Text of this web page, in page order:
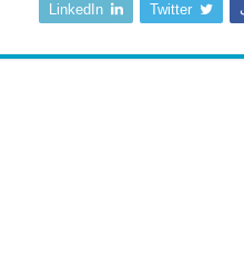
Twitter
LinkedIn